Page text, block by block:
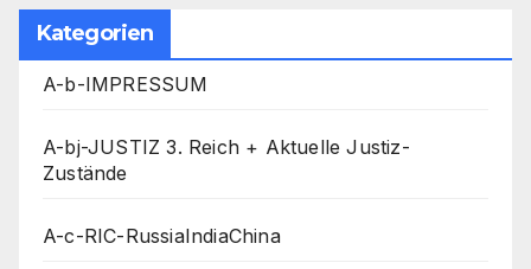
Kategorien
A-b-IMPRESSUM
A-bj-JUSTIZ 3. Reich + Aktuelle Justiz-
Zustände
A-c-RIC-RussiaIndiaChina